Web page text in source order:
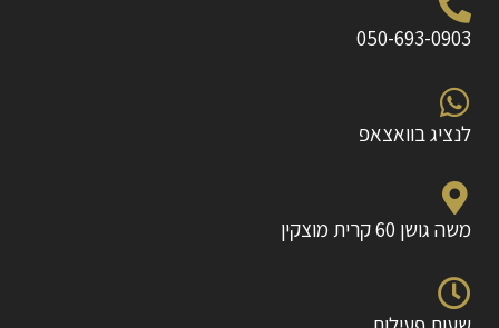
050-693-0903
לנציג בוואצאפ
משה גושן 60 קרית מוצקין